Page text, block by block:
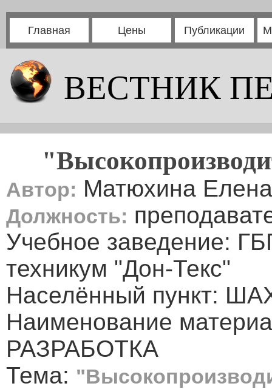
Главная Цены Публикации
ВЕСТНИК
Автор: Матюхина
Должность:
Учебное заведение:
техникум "Дон-Текс"
Населённый пункт:
Наименование
РАЗРАБОТКА
Тема: